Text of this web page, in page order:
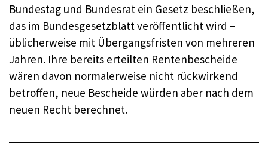
Bundestag und Bundesrat ein Gesetz beschließen,
das im Bundesgesetzblatt veröffentlicht wird –
üblicherweise mit Übergangsfristen von mehreren
Jahren. Ihre bereits erteilten Rentenbescheide
wären davon normalerweise nicht rückwirkend
betroffen, neue Bescheide würden aber nach dem
neuen Recht berechnet.